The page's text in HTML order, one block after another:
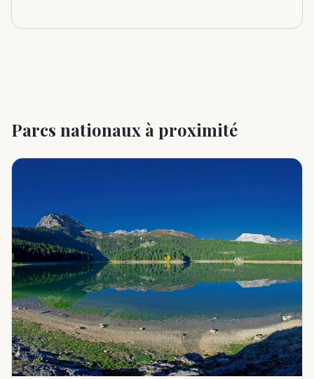
Parcs nationaux à proximité